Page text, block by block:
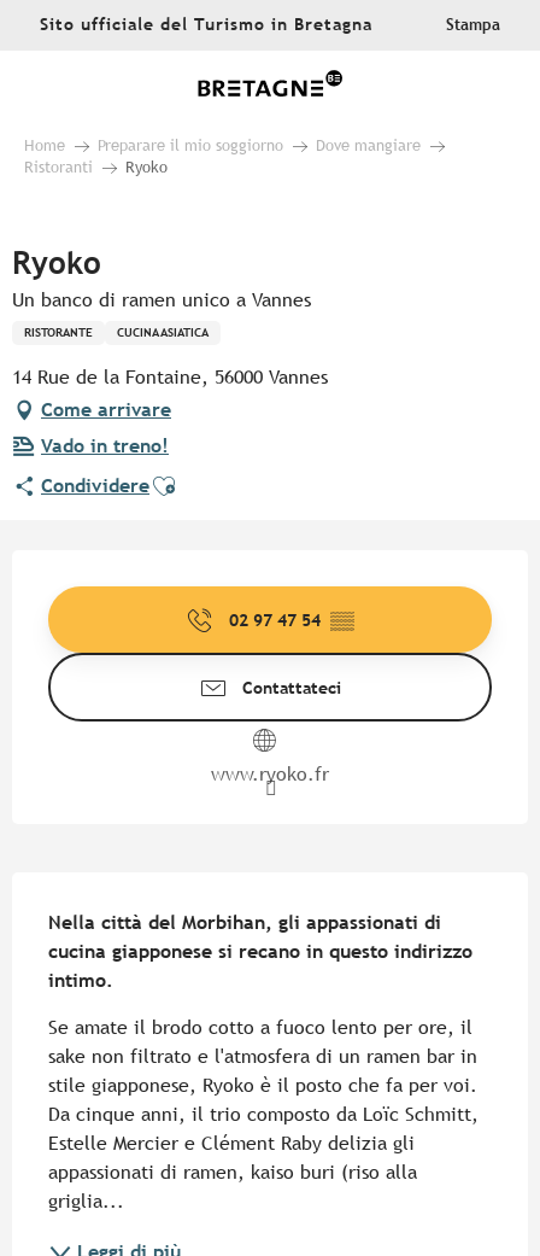
AllerSito ufficiale del Turismo in Bretagna Stampa
Home Preparare il mio soggiorno
Dove mangiare
Ristoranti
Ryoko
Ryoko
Un banco di ramen unico a Vannes
RISTORANTE CUCINA ASIATICA
14 Rue de la Fontaine, 56000 Vannes
Come arrivare
Vado in treno!
CondividereAjouter aux favoris
02 97 47 54 ▒▒
Contattateci
www.ryoko.fr
Nella città del Morbihan, gli appassionati di
cucina giapponese si recano in questo indirizzo
intimo.
Se amate il brodo cotto a fuoco lento per ore, il
sake non filtrato e l'atmosfera di un ramen bar in
stile giapponese, Ryoko è il posto che fa per voi.
Da cinque anni, il trio composto da Loïc Schmitt,
Estelle Mercier e Clément Raby delizia gli
appassionati di ramen, kaiso buri (riso alla
griglia...